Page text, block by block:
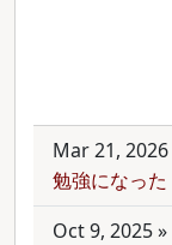
Mar 21, 2026
勉強になった
Oct 9, 2025»